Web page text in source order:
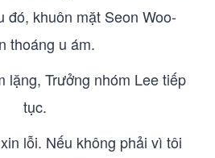
đó, khuôn mặt Seon Woo-
thoáng u ám.
lặng, Trưởng nhóm Lee tiếp
tục.
lỗi. Nếu không phải vì tôi